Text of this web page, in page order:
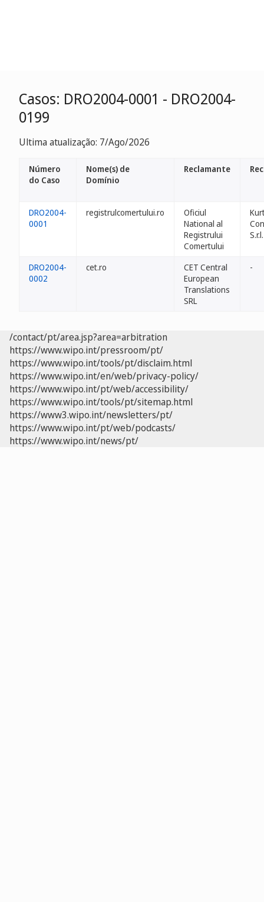
Casos: DRO2004-0001 - DRO2004-
0199
Ultima atualização: 7/Ago/2026
Número
do Caso
Nome(s) de
Domínio
Reclamante
DRO2004-
0001
registrulcomertului.ro
Oficiul
National al
Registrului
Comertului
S.r.l.
DRO2004-
0002
cet.ro
CET Central
European
Translations
SRL
-
/contact/pt/area.jsp?area=arbitration
https://www.wipo.int/pressroom/pt/
https://www.wipo.int/tools/pt/disclaim.html
https://www.wipo.int/en/web/privacy-policy/
https://www.wipo.int/pt/web/accessibility/
https://www.wipo.int/tools/pt/sitemap.html
https://www3.wipo.int/newsletters/pt/
https://www.wipo.int/pt/web/podcasts/
https://www.wipo.int/news/pt/